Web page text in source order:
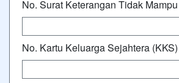
No. Surat Keterangan Tidak
No. Kartu Keluarga Sejahtera (KKS)